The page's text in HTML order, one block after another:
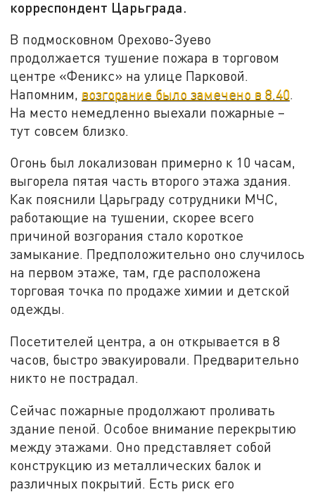
корреспондент Царьграда.
В подмосковном Орехово-Зуево
продолжается тушение пожара в торговом
центре «Феникс» на улице Парковой.
Напомним, возгорание было замечено в 8.40.
На место немедленно выехали пожарные –
тут совсем близко.
Огонь был локализован примерно к 10 часам,
выгорела пятая часть второго этажа здания.
Как пояснили Царьграду сотрудники МЧС,
работающие на тушении, скорее всего
причиной возгорания стало короткое
замыкание. Предположительно оно случилось
на первом этаже, там, где расположена
торговая точка по продаже химии и детской
одежды.
Посетителей центра, а он открывается в 8
часов, быстро эвакуировали. Предварительно
никто не пострадал.
Сейчас пожарные продолжают проливать
здание пеной. Особое внимание перекрытию
между этажами. Оно представляет собой
конструкцию из металлических балок и
различных покрытий. Есть риск его